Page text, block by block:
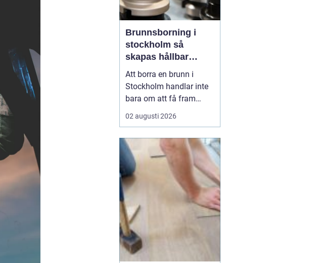
Brunnsborning i
stockholm så
skapas hållbar
tillgång till vatten
och energi
Att borra en brunn i
Stockholm handlar inte
bara om att få fram
vatten eller värme. Det är
också ett långsiktigt
ekonomi, komfort och
miljö under många år. I
en växande
storstadsregion med
begränsad yta,
varierande berggrund
och h...
02 augusti 2026